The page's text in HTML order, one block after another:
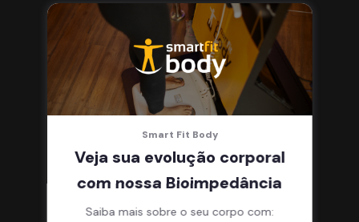
Smart Fit Body
Veja sua evolução corporal
com nossa Bioimpedância
Saiba mais sobre o seu corpo com: